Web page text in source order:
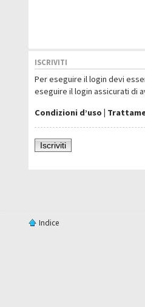
ISCRIVITI
Per eseguire il login devi
eseguire il login assicurati di
Condizioni d’uso |
Iscriviti
Indice